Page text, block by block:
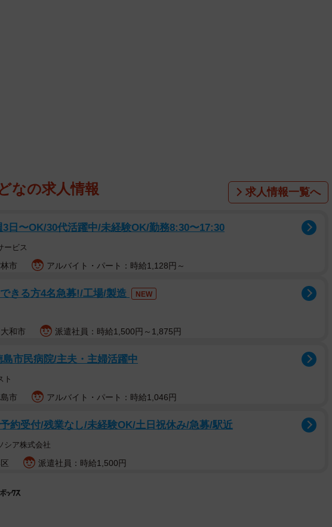
調査を実施しました。その結果、6割の女性が 「Sの男性」と回答しまし
男性」と答えた理由については、「引っ張ってくれる（リードしてくれ
にインターネットで実施されました。
なの求人情報 求人情報一覧へ
3日〜OK/30代活躍中/未経験OK/勤務8:30〜17:30
ービス
市 アルバイト・パート：時給1,128円～
きる方4名急募!/工場/製造 NEW
和市 派遣社員：時給1,500円～1,875円
島市民病院/主夫・主婦活躍中
ト
市 アルバイト・パート：時給1,046円
約受付/残業なし/未経験OK/土日祝休み/急募/駅近
シア株式会社
派遣社員：時給1,500円